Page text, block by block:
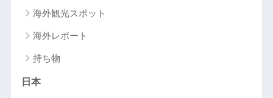
海外観光スポット
海外レポート
持ち物
日本